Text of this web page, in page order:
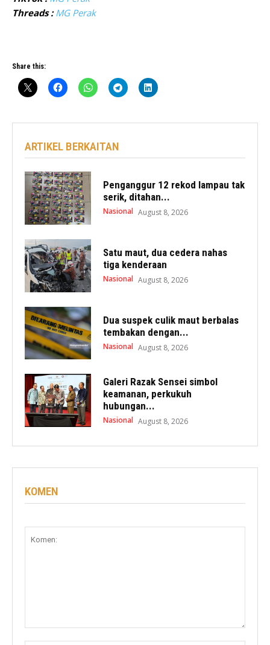
Threads : MG Perak
Share this:
ARTIKEL BERKAITAN
Penganggur 12 rekod lampau tak
serik, ditahan...
Nasional August 8, 2026
Satu maut, dua cedera nahas
tiga kenderaan
Nasional August 8, 2026
Dua suspek culik maut berbalas
tembakan dengan...
Nasional August 8, 2026
Galeri Razak Sensei simbol
keamanan, perkukuh
hubungan...
Nasional August 8, 2026
KOMEN